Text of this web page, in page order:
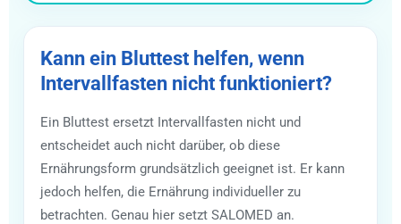
Kann ein Bluttest helfen, wenn
Intervallfasten nicht funktioniert?
Ein Bluttest ersetzt Intervallfasten nicht und
entscheidet auch nicht darüber, ob diese
Ernährungsform grundsätzlich geeignet ist. Er kann
jedoch helfen, die Ernährung individueller zu
betrachten. Genau hier setzt SALOMED an.